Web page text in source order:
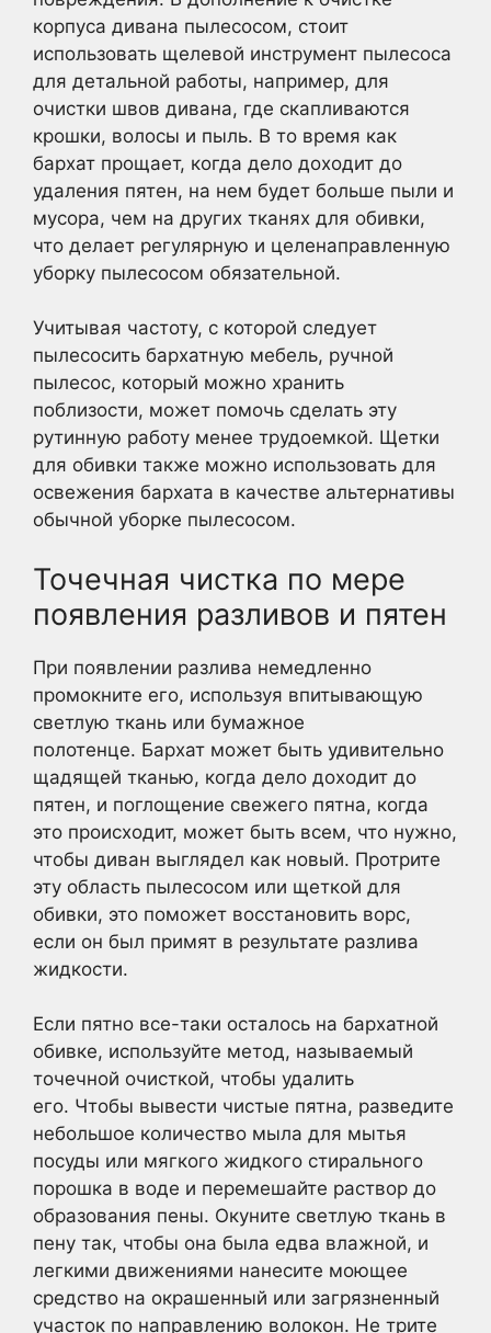
корпуса дивана пылесосом, стоит
использовать щелевой инструмент пылесоса
для детальной работы, например, для
очистки швов дивана, где скапливаются
крошки, волосы и пыль. В то время как
бархат прощает, когда дело доходит до
удаления пятен, на нем будет больше пыли и
мусора, чем на других тканях для обивки,
что делает регулярную и целенаправленную
уборку пылесосом обязательной.
Учитывая частоту, с которой следует
пылесосить бархатную мебель, ручной
пылесос, который можно хранить
поблизости, может помочь сделать эту
рутинную работу менее трудоемкой. Щетки
для обивки также можно использовать для
освежения бархата в качестве альтернативы
обычной уборке пылесосом.
Точечная чистка по мере
появления разливов и пятен
При появлении разлива немедленно
промокните его, используя впитывающую
светлую ткань или бумажное
полотенце. Бархат может быть удивительно
щадящей тканью, когда дело доходит до
пятен, и поглощение свежего пятна, когда
это происходит, может быть всем, что нужно,
чтобы диван выглядел как новый. Протрите
эту область пылесосом или щеткой для
обивки, это поможет восстановить ворс,
если он был примят в результате разлива
жидкости.
Если пятно все-таки осталось на бархатной
обивке, используйте метод, называемый
точечной очисткой, чтобы удалить
его. Чтобы вывести чистые пятна, разведите
небольшое количество мыла для мытья
посуды или мягкого жидкого стирального
порошка в воде и перемешайте раствор до
образования пены. Окуните светлую ткань в
пену так, чтобы она была едва влажной, и
легкими движениями нанесите моющее
средство на окрашенный или загрязненный
участок по направлению волокон. Не трите